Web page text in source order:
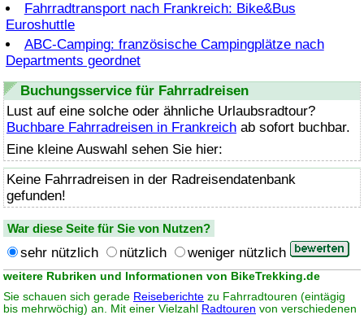
Fahrradtransport nach Frankreich: Bike&Bus
Euroshuttle
ABC-Camping: französische Campingplätze nach
Departments geordnet
Buchungsservice für Fahrradreisen
Lust auf eine solche oder ähnliche Urlaubsradtour?
Buchbare Fahrradreisen in Frankreich ab sofort buchbar.
Eine kleine Auswahl sehen Sie hier:
Keine Fahrradreisen in der Radreisendatenbank
gefunden!
War diese Seite für Sie von Nutzen?
sehr nützlich nützlich weniger nützlich
weitere Rubriken und Informationen von BikeTrekking.de
Sie schauen sich gerade Reiseberichte zu Fahrradtouren (eintägig
bis mehrwöchig) an. Mit einer Vielzahl
Radtouren von verschiedenen